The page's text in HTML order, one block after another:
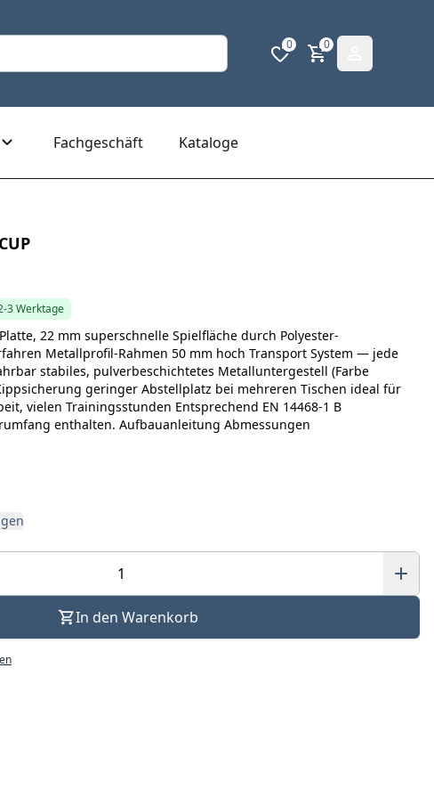
0 0
Fachgeschäft Kataloge
3 Werktage
22 mm superschnelle Spielfläche durch Polyester-
Metallprofil-Rahmen 50 mm hoch Transport System — jede
stabiles, pulverbeschichtetes Metalluntergestell (Farbe
geringer Abstellplatz bei mehreren Tischen ideal für
vielen Trainingsstunden Entsprechend EN 14468-1 B
enthalten. Aufbauanleitung Abmessungen
In den Warenkorb